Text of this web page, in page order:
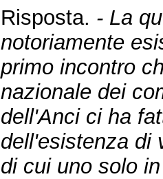
Risposta. - La
notoriamente
primo incontro
nazionale dei
dell'Anci ci ha
dell'esistenza di
di cui uno solo